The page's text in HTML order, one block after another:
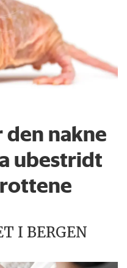
nakne
ubestridt
I BERGEN